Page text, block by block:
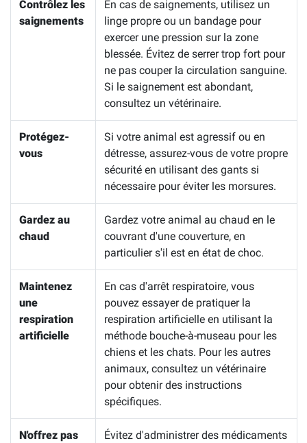
Contrôlez les
saignements
En cas de saignements, utilisez un
linge propre ou un bandage pour
exercer une pression sur la zone
blessée. Évitez de serrer trop fort pour
ne pas couper la circulation sanguine.
Si le saignement est abondant,
consultez un vétérinaire.
Protégez-
vous
Si votre animal est agressif ou en
détresse, assurez-vous de votre propre
sécurité en utilisant des gants si
nécessaire pour éviter les morsures.
Gardez au
chaud
Gardez votre animal au chaud en le
couvrant d'une couverture, en
particulier s'il est en état de choc.
Maintenez
une
respiration
artificielle
En cas d'arrêt respiratoire, vous
pouvez essayer de pratiquer la
respiration artificielle en utilisant la
méthode bouche-à-museau pour les
chiens et les chats. Pour les autres
animaux, consultez un vétérinaire
pour obtenir des instructions
spécifiques.
N'offrez pas
Évitez d'administrer des médicaments